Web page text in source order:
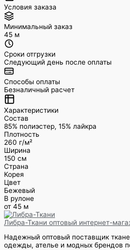
Условия заказа
Минимальный заказ
45 м
Сроки отгрузки
Следующий день после оплаты
Способы оплаты
Безналичный расчет
Характеристики
Состав
85% полиэстер, 15% лайкра
Плотность
260 г/м²
Ширина
150 см
Страна
Корея
Цвет
Бежевый
В рулоне
от 45 м
Либра-Ткани оптовый интернет-
Надежный оптовый поставщик
одежды, ателье и модных брендов